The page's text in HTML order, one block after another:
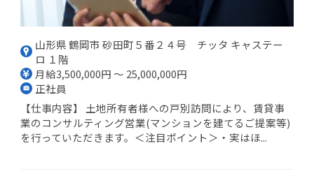
山形県 鶴岡市 砂田町５番２４号 チッタ キャステー
ロ １階
月給3,500,000円 ～ 25,000,000円
正社員
【仕事内容】 土地所有者様への戸別訪問により、賃貸事
業のコンサルティング営業(マンションを建てるご提案等)
を行っていただきます。＜注目ポイント＞・実はほ...